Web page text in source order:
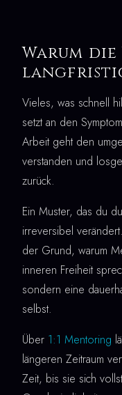
Warum
Vieles, was schnell
setzt an den
Arbeit geht den
verstanden und
zurück.
Ein Muster, das du
irreversibel
der Grund, warum
inneren Freiheit
sondern eine
selbst.
Über 1:1 Mentoring
längeren Zeitraum
Zeit, bis sie sich